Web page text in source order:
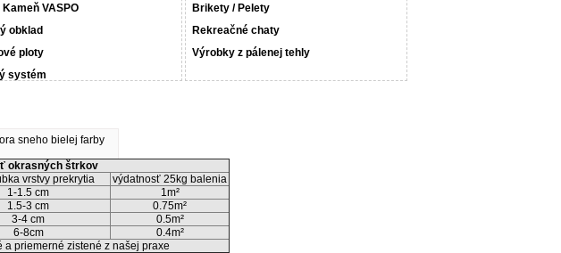
VASPO
obklad
ploty
systém
Brikety / Pelety
Rekreačné chaty
Výrobky z pálenej tehly
sneho bielej farby
okrasných štrkov
vrstvy prekrytia
výdatnosť 25kg balenia
1-1.5 cm
1m²
1.5-3 cm
0.75m²
3-4 cm
0.5m²
6-8cm
0.4m²
priemerné zistené z našej praxe